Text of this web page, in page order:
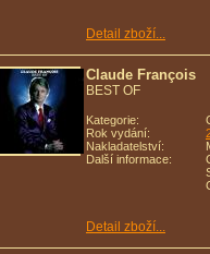
Detail zboží...
Claude François
BEST OF
Kategorie:
Rok vydání:
Nakladatelství:
Další informace:
Detail zboží...